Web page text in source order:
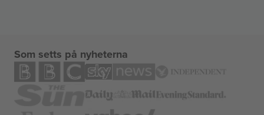
Som setts på nyheterna